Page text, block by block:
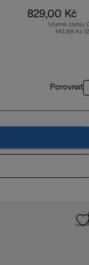
829,00 Kč
Včetně částky
143,88 Kč
Porovnat